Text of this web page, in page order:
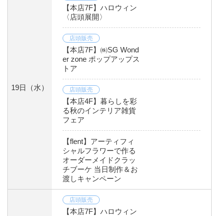
19日 （水）
【本店7F】ハロウィン
〈店頭展開〉
店頭販売
【本店7F】㈱SG Wond
er zone ポップアップス
トア
店頭販売
【本店4F】暮らしを彩
る秋のインテリア雑貨
フェア
【flent】アーティフィ
シャルフラワーで作る
オーダーメイドクラッ
チブーケ 当日制作＆お
渡しキャンペーン
店頭販売
【本店7F】ハロウィン